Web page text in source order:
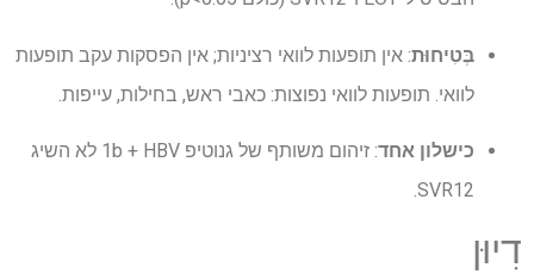
בְּטִיחוּת: אין תופעות לוואי רציניות; אין הפסקות עקב תופעות
לוואי. תופעות לוואי נפוצות: כאבי ראש, בחילות, עייפות.
כישלון אחד
: זיהום משותף של גנוטיפ 1b + HBV לא השיג
SVR12.
דִיוּן